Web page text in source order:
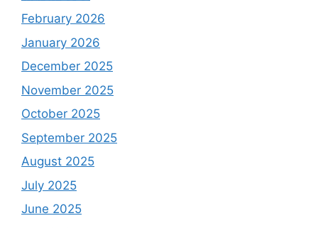
February 2026
January 2026
December 2025
November 2025
October 2025
September 2025
August 2025
July 2025
June 2025